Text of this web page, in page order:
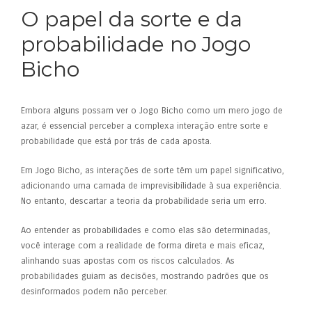
O papel da sorte e da
probabilidade no Jogo
Bicho
Embora alguns possam ver o Jogo Bicho como um mero jogo de
azar, é essencial perceber a complexa interação entre sorte e
probabilidade que está por trás de cada aposta.
Em Jogo Bicho, as interações de sorte têm um papel significativo,
adicionando uma camada de imprevisibilidade à sua experiência.
No entanto, descartar a teoria da probabilidade seria um erro.
Ao entender as probabilidades e como elas são determinadas,
você interage com a realidade de forma direta e mais eficaz,
alinhando suas apostas com os riscos calculados. As
probabilidades guiam as decisões, mostrando padrões que os
desinformados podem não perceber.